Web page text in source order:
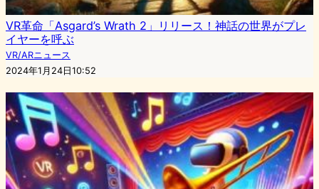
VR革命「Asgard’s Wrath 2」リリース！神話の世界がプレ
イヤーを呼ぶ
VR/ARニュース
2024年1月24日10:52